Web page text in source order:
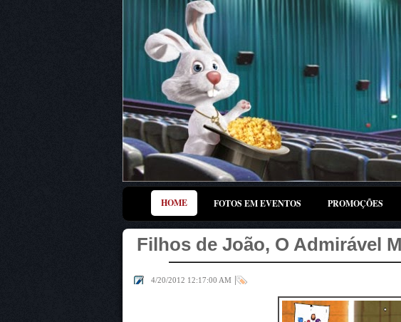
HOME FOTOS EM EVENTOS PROMOÇÕES
Filhos de João, O Admirável
4/20/2012 12:17:00 AM |